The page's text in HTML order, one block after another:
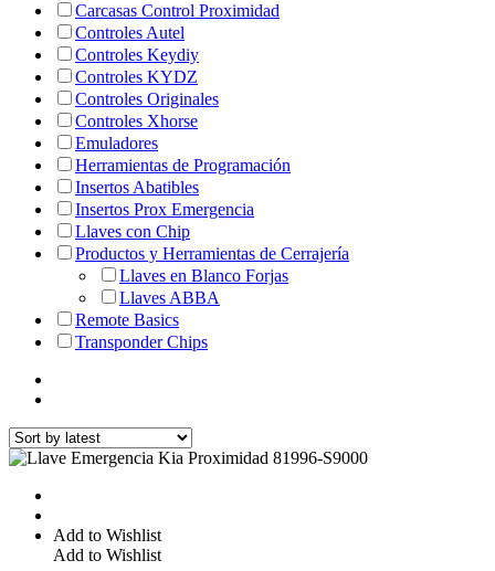
Carcasas Control Proximidad
Controles Autel
Controles Keydiy
Controles KYDZ
Controles Originales
Controles Xhorse
Emuladores
Herramientas de Programación
Insertos Abatibles
Insertos Prox Emergencia
Llaves con Chip
Productos y Herramientas de Cerrajería
Llaves en Blanco Forjas
Llaves ABBA
Remote Basics
Transponder Chips
Add to Wishlist
Add to Wishlist